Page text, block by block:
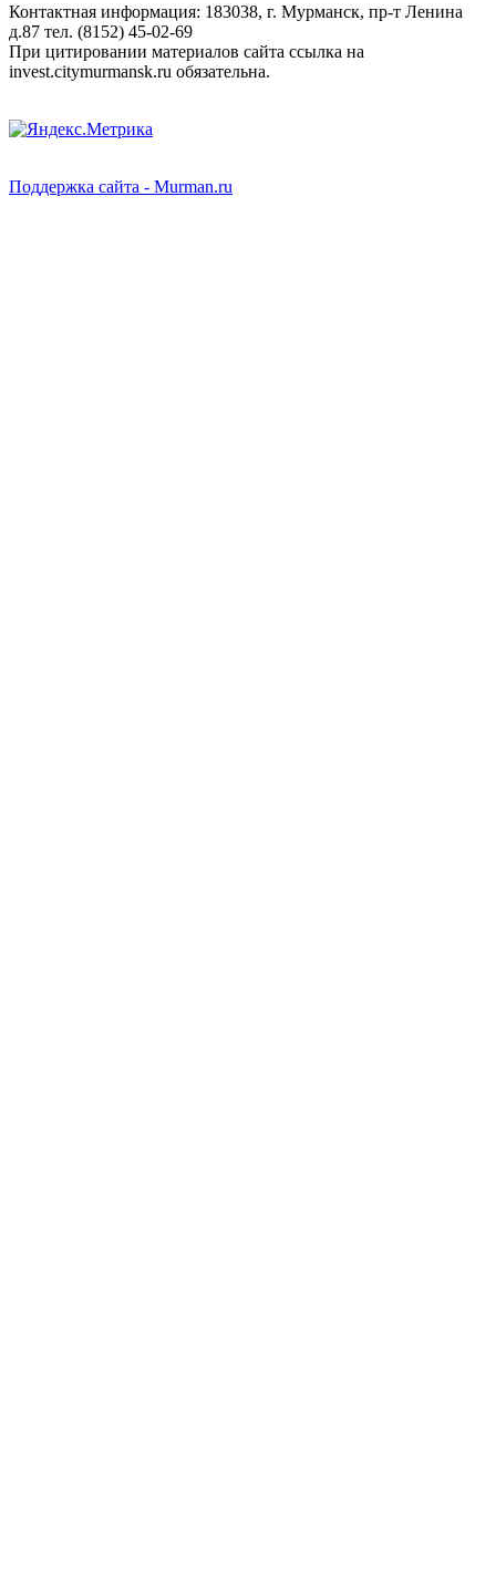
Контактная информация: 183038, г. Мурманск, пр-т Ленина
д.87 тел. (8152) 45-02-69
При цитировании материалов сайта ссылка на
invest.citymurmansk.ru обязательна.
Поддержка сайта - Murman.ru